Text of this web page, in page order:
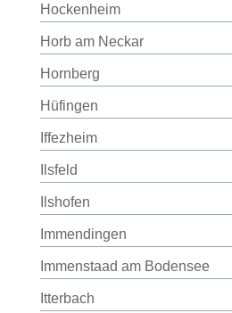
Hockenheim
Horb am Neckar
Hornberg
Hüfingen
Iffezheim
Ilsfeld
Ilshofen
Immendingen
Immenstaad am Bodensee
Itterbach